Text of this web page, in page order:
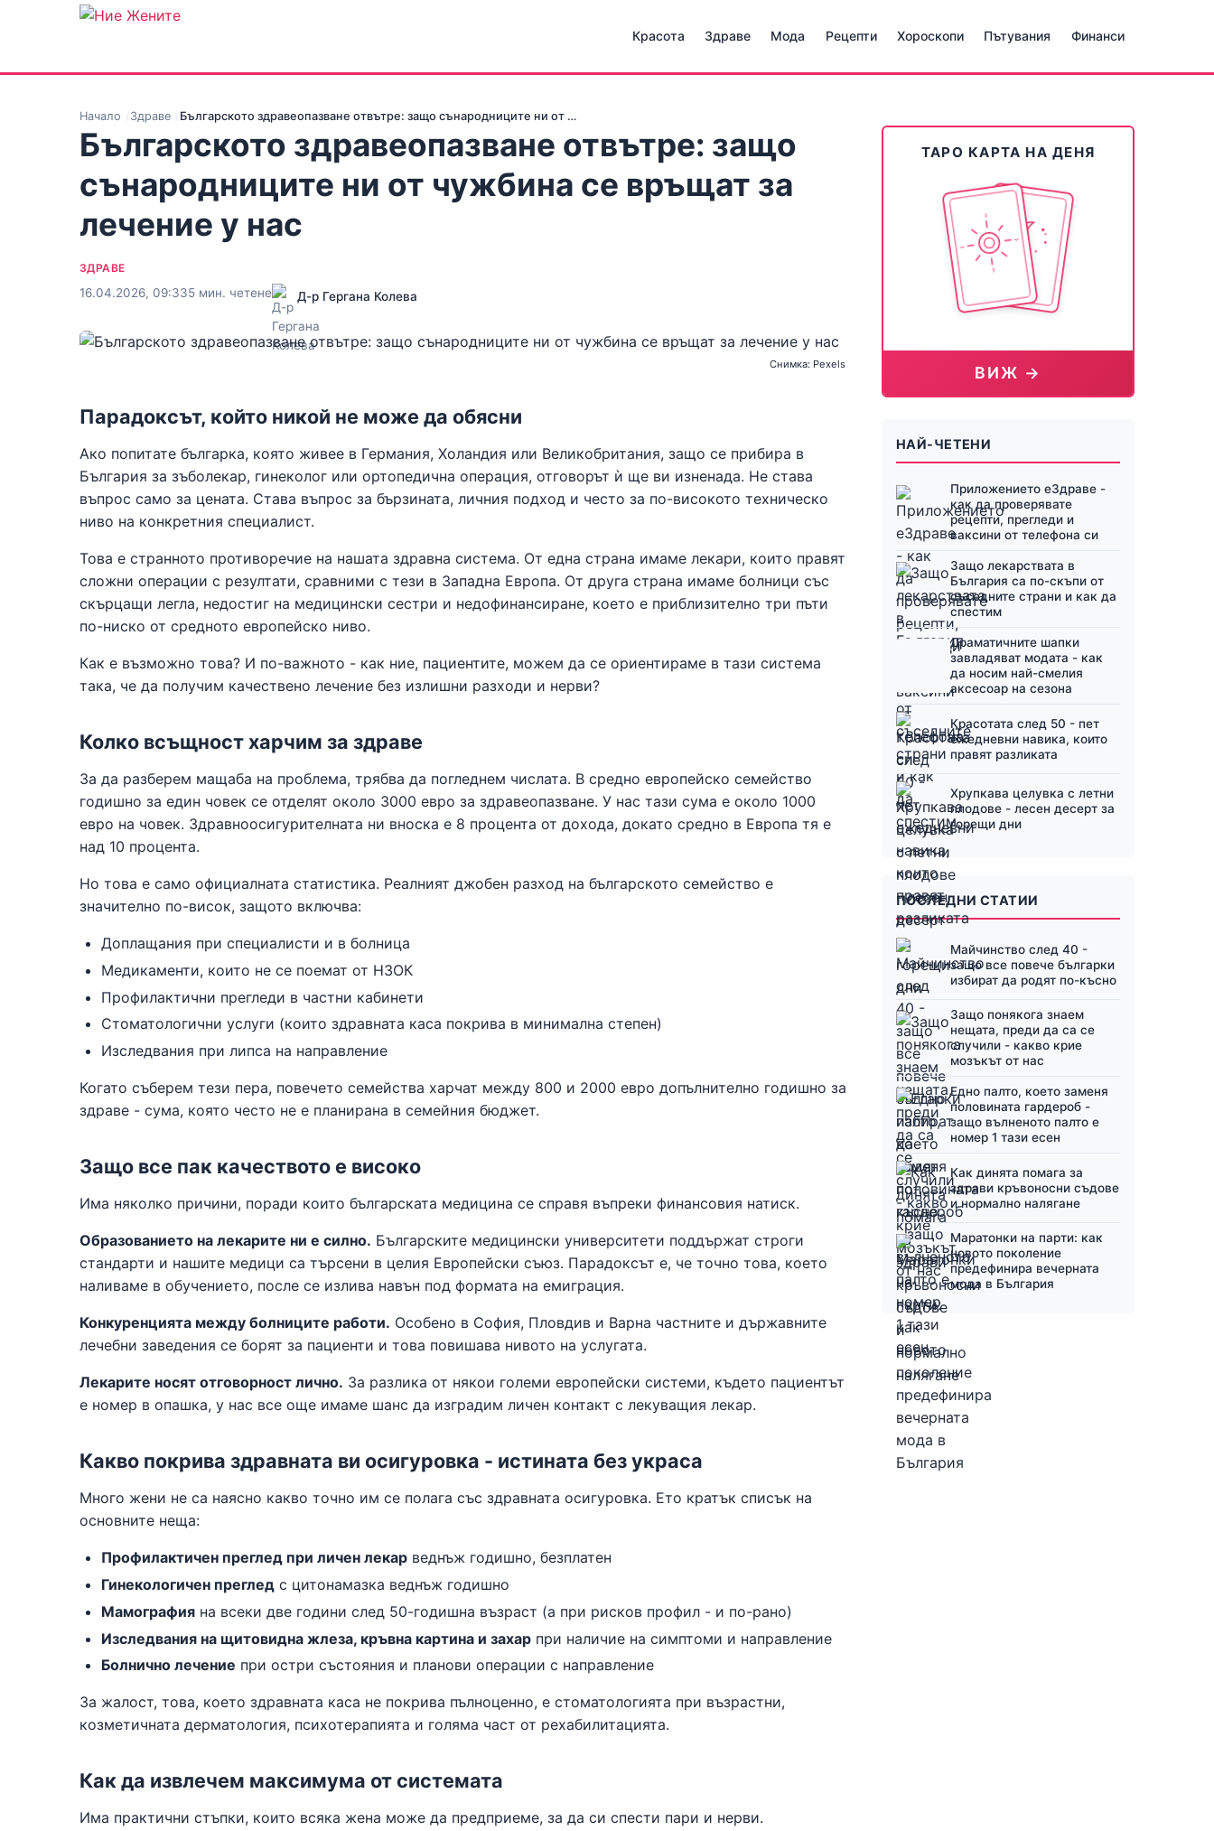
Красота Здраве Мода Рецепти Хороскопи Пътувания Финанси
Начало Здраве Българското здравеопазване отвътре: защо сънародниците ни от …
Българското здравеопазване отвътре: защо
сънародниците ни от чужбина се връщат за
лечение у нас
ЗДРАВЕ
16.04.2026, 09:335 мин. четене Д-р Гергана Колева
Снимка: Pexels
Парадоксът, който никой не може да обясни
Ако попитате българка, която живее в Германия, Холандия или Великобритания, защо се прибира в
България за зъболекар, гинеколог или ортопедична операция, отговорът ѝ ще ви изненада. Не става
въпрос само за цената. Става въпрос за бързината, личния подход и често за по-високото техническо
ниво на конкретния специалист.
Това е странното противоречие на нашата здравна система. От една страна имаме лекари, които правят
сложни операции с резултати, сравними с тези в Западна Европа. От друга страна имаме болници със
скърцащи легла, недостиг на медицински сестри и недофинансиране, което е приблизително три пъти
по-ниско от средното европейско ниво.
Как е възможно това? И по-важното - как ние, пациентите, можем да се ориентираме в тази система
така, че да получим качествено лечение без излишни разходи и нерви?
Колко всъщност харчим за здраве
За да разберем мащаба на проблема, трябва да погледнем числата. В средно европейско семейство
годишно за един човек се отделят около 3000 евро за здравеопазване. У нас тази сума е около 1000
евро на човек. Здравноосигурителната ни вноска е 8 процента от дохода, докато средно в Европа тя е
над 10 процента.
Но това е само официалната статистика. Реалният джобен разход на българското семейство е
значително по-висок, защото включва:
Доплащания при специалисти и в болница
Медикаменти, които не се поемат от НЗОК
Профилактични прегледи в частни кабинети
Стоматологични услуги (които здравната каса покрива в минимална степен)
Изследвания при липса на направление
Когато съберем тези пера, повечето семейства харчат между 800 и 2000 евро допълнително годишно за
здраве - сума, която често не е планирана в семейния бюджет.
Защо все пак качеството е високо
Има няколко причини, поради които българската медицина се справя въпреки финансовия натиск.
Образованието на лекарите ни е силно. Българските медицински университети поддържат строги
стандарти и нашите медици са търсени в целия Европейски съюз. Парадоксът е, че точно това, което
наливаме в обучението, после се излива навън под формата на емиграция.
Конкуренцията между болниците работи. Особено в София, Пловдив и Варна частните и държавните
лечебни заведения се борят за пациенти и това повишава нивото на услугата.
Лекарите носят отговорност лично. За разлика от някои големи европейски системи, където пациентът
е номер в опашка, у нас все още имаме шанс да изградим личен контакт с лекуващия лекар.
Какво покрива здравната ви осигуровка - истината без украса
Много жени не са наясно какво точно им се полага със здравната осигуровка. Ето кратък списък на
основните неща:
Профилактичен преглед при личен лекар веднъж годишно, безплатен
Гинекологичен преглед с цитонамазка веднъж годишно
Мамография на всеки две години след 50-годишна възраст (а при рисков профил - и по-рано)
Изследвания на щитовидна жлеза, кръвна картина и захар при наличие на симптоми и направление
Болнично лечение при остри състояния и планови операции с направление
За жалост, това, което здравната каса не покрива пълноценно, е стоматологията при възрастни,
козметичната дерматология, психотерапията и голяма част от рехабилитацията.
Как да извлечем максимума от системата
Има практични стъпки, които всяка жена може да предприеме, за да си спести пари и нерви.
ТАРО КАРТА НА ДЕНЯ
ВИЖ →
НАЙ-ЧЕТЕНИ
Приложението еЗдраве -
как да проверявате
рецепти, прегледи и
ваксини от телефона си
Защо лекарствата в
България са по-скъпи от
съседните страни и как да
спестим
Драматичните шапки
завладяват модата - как
да носим най-смелия
аксесоар на сезона
Красотата след 50 - пет
ежедневни навика, които
правят разликата
Хрупкава целувка с летни
плодове - лесен десерт за
горещи дни
ПОСЛЕДНИ СТАТИИ
Майчинство след 40 -
защо все повече българки
избират да родят по-късно
Защо понякога знаем
нещата, преди да са се
случили - какво крие
мозъкът от нас
Едно палто, което заменя
половината гардероб -
защо вълненото палто е
номер 1 тази есен
Как динята помага за
здрави кръвоносни съдове
и нормално налягане
Маратонки на парти: как
новото поколение
предефинира вечерната
мода в България